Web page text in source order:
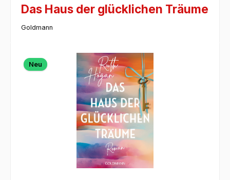
Das Haus der glücklichen Träume
Goldmann
Bildergalerie überspringen
Neu